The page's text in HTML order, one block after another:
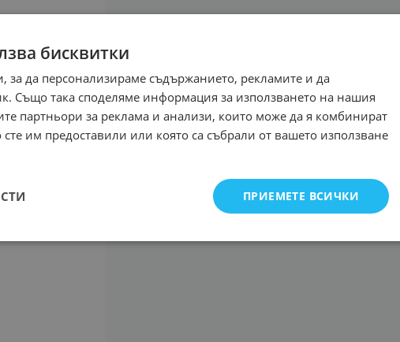
бисквитки
за да персонализираме съдържанието, рекламите и да
Също така споделяме информация за използването на нашия
партньори за реклама и анализи, които може да я комбинират
им предоставили или която са събрали от вашето използване
ПРИЕМЕТЕ ВСИЧКИ